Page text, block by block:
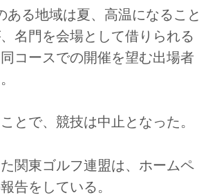
ある地域は夏、高温になること
名門を会場として借りられる
コースでの開催を望む出場者
とで、競技は中止となった。
関東ゴルフ連盟は、ホームペ
告をしている。